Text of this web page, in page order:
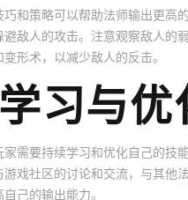
和策略可以帮助法师输出更高
敌人的攻击。注意观察敌人的
形术，以减少敌人的反击。
习与优
需要持续学习和优化自己的技
戏社区的讨论和交流，与其他
己的输出能力。